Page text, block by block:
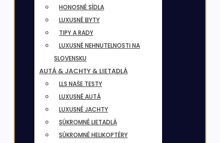
HONOSNÉ SÍDLA
LUXUSNÉ BYTY
TIPY A RADY
LUXUSNÉ NEHNUTELNOSTI NA
SLOVENSKU
AUTÁ & JACHTY & LIETADLÁ
LLS NAŠE TESTY
LUXUSNÉ AUTÁ
LUXUSNÉ JACHTY
SÚKROMNÉ LIETADLÁ
SÚKROMNÉ HELIKOPTÉRY